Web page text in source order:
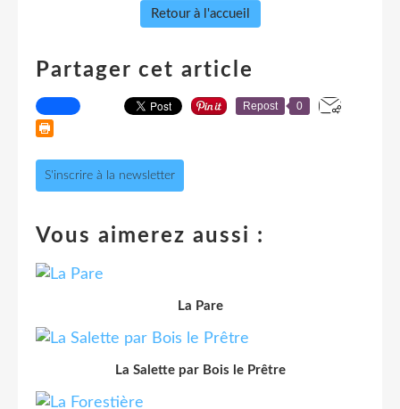
Retour à l'accueil
Partager cet article
Repost 0
S'inscrire à la newsletter
Vous aimerez aussi :
La Pare
La Salette par Bois le Prêtre